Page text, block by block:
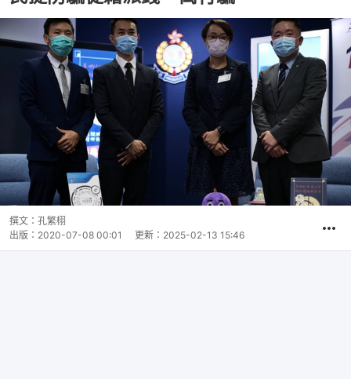
撰文： 孔繁栩
出版： 2020-07-08 00:01 更新： 2025-02-13 15:46